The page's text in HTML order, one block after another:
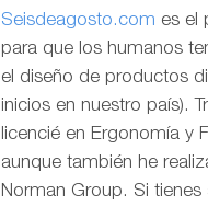
Seisdeagosto.com es el
para que los humanos
el diseño de productos
inicios en nuestro país).
licencié en Ergonomía y
aunque también he
Norman Group. Si